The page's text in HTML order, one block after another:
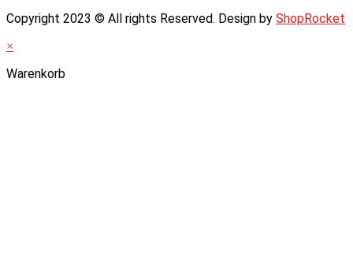
Copyright 2023 © All rights Reserved. Design by ShopRocket
×
Warenkorb